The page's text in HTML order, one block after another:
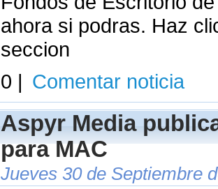
ahora si podras. Haz
seccion
0 | Comentar noticia
Aspyr Media
para MAC
Jueves 30 de Septiembre